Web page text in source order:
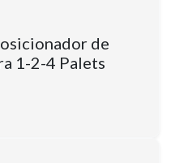
de
1-2-4 Palets